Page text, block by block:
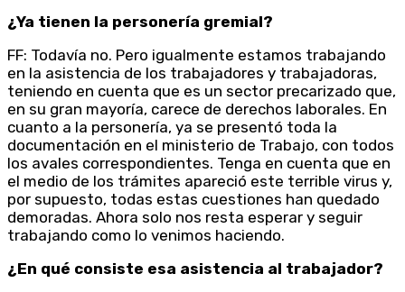
¿Ya tienen la personería gremial?
FF: Todavía no. Pero igualmente estamos trabajando
en la asistencia de los trabajadores y trabajadoras,
teniendo en cuenta que es un sector precarizado que,
en su gran mayoría, carece de derechos laborales. En
cuanto a la personería, ya se presentó toda la
documentación en el ministerio de Trabajo, con todos
los avales correspondientes. Tenga en cuenta que en
el medio de los trámites apareció este terrible virus y,
por supuesto, todas estas cuestiones han quedado
demoradas. Ahora solo nos resta esperar y seguir
trabajando como lo venimos haciendo.
¿En qué consiste esa asistencia al trabajador?